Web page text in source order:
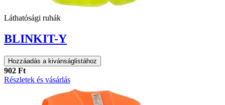
Láthatósági ruhák
BLINKIT-Y
Hozzáadás a kivánságlistához
902 Ft
Részletek és vásárlás